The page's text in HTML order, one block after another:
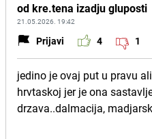
od kre.tena izadju gluposti
21.05.2026. 19:42
Prijavi 4 1
jedino je ovaj put u pravu
hrvtaskoj jer je ona
drzava..dalmacija,